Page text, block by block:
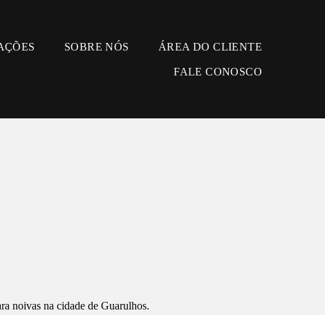
SOBRE NÓS ÁREA DO CLIENTE
FALE CONOSCO
noivas na cidade de Guarulhos.